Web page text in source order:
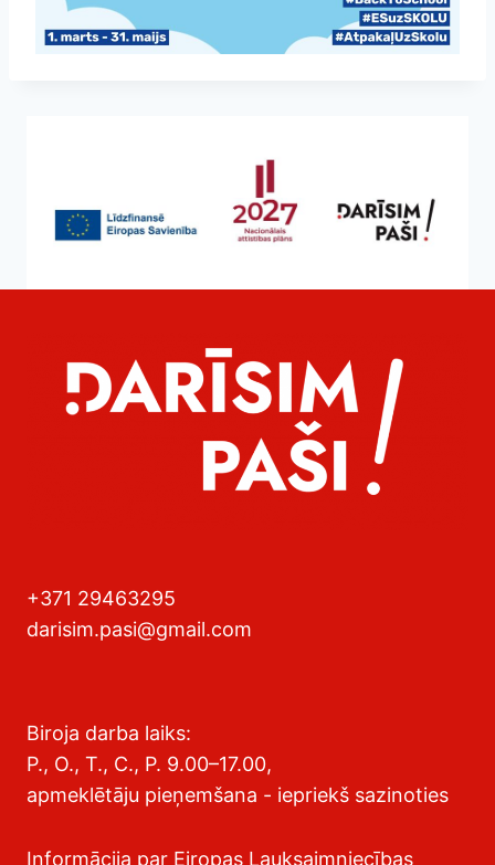
+371 29463295
darisim.pasi@gmail.com
Biroja darba laiks:
P., O., T., C., P. 9.00–17.00,
apmeklētāju pieņemšana - iepriekš sazinoties
Informācija par Eiropas Lauksaimniecības